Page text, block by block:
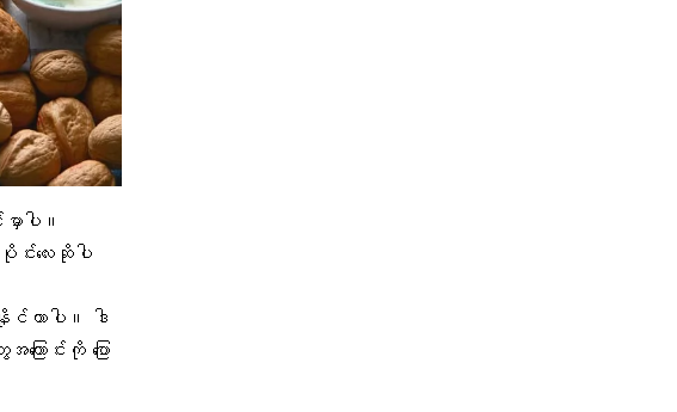
ာပါ။
လေးဆိုပါ
င်တာပါ။ ဒါ
ာင်းကို ပြော